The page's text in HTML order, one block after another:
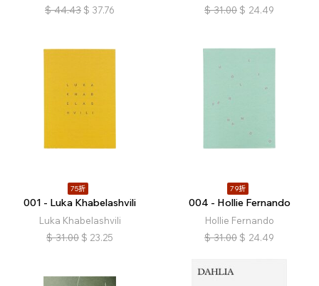
$ 44.43 $ 37.76
$ 31.00 $ 24.49
75折
001 - Luka Khabelashvili
Luka Khabelashvili
$ 31.00 $ 23.25
79折
004 - Hollie Fernando
Hollie Fernando
$ 31.00 $ 24.49